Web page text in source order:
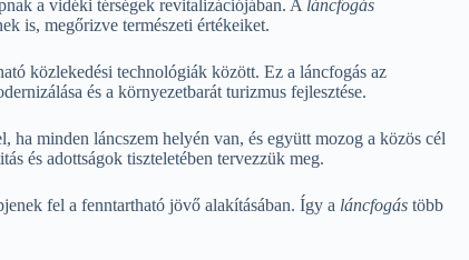
a vidéki térségek revitalizációjában. A láncfogás
is, megőrizve természeti értékeiket.
közlekedési technológiák között. Ez a láncfogás az
és a környezetbarát turizmus fejlesztése.
minden láncszem helyén van, és együtt mozog a közös cél
és adottságok tiszteletében tervezzük meg.
fel a fenntartható jövő alakításában. Így a láncfogás több